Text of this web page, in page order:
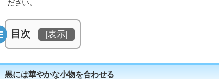
ださい。
目次 [表示]
黒には華やかな小物を合わせる